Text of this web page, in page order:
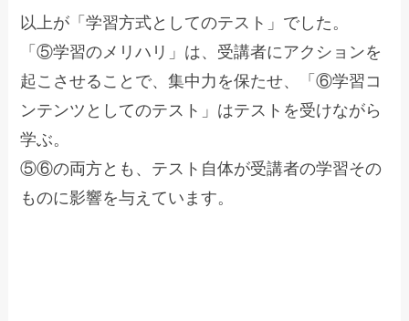
以上が「学習方式としてのテスト」でした。
「⑤学習のメリハリ」は、受講者にアクションを
起こさせることで、集中力を保たせ、「⑥学習コ
ンテンツとしてのテスト」はテストを受けながら
学ぶ。
⑤⑥の両方とも、テスト自体が受講者の学習その
ものに影響を与えています。